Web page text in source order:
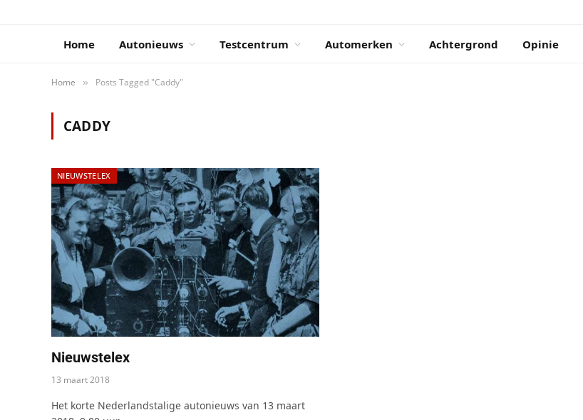
Home Autonieuws Testcentrum Automerken Achtergrond Opinie
Home » Posts Tagged "Caddy"
CADDY
NIEUWSTELEX
Nieuwstelex
13 maart 2018
Het korte Nederlandstalige autonieuws van 13 maart